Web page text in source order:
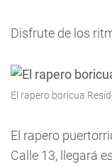
Disfrute de los
El rapero boricua
El rapero
Calle 13, llegará